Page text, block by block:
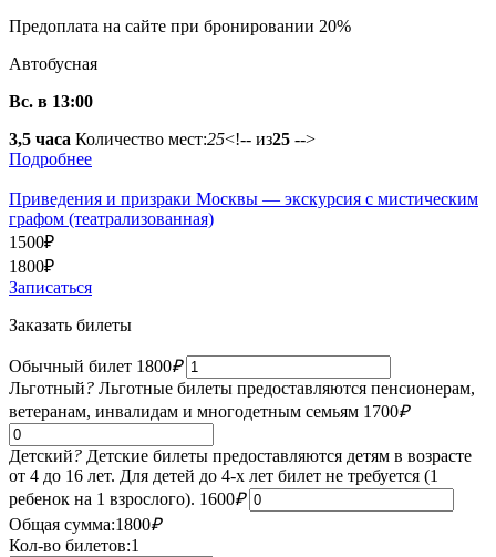
Предоплата на сайте при бронировании 20%
Автобусная
Вс. в 13:00
3,5 часа Количество мест:25<!-- из25 -->
Подробнее
Приведения и призраки Москвы — экскурсия с мистическим
графом (театрализованная)
1500₽
1800₽
Записаться
Заказать билеты
Обычный билет 1800₽
Льготный? Льготные билеты предоставляются пенсионерам,
ветеранам, инвалидам и многодетным семьям 1700₽
Детский? Детские билеты предоставляются детям в возрасте
от 4 до 16 лет. Для детей до 4-х лет билет не требуется (1
ребенок на 1 взрослого). 1600₽
Общая сумма:1800₽
Кол-во билетов:1